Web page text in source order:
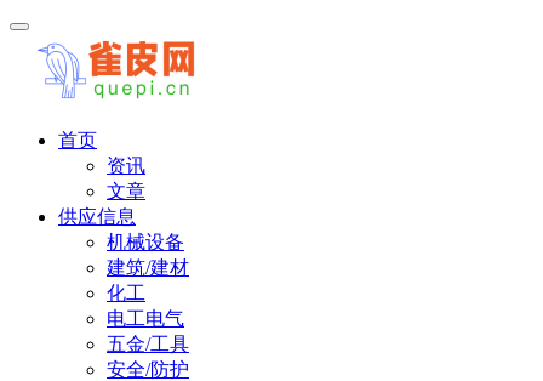
首页
资讯
文章
供应信息
机械设备
建筑/建材
化工
电工电气
五金/工具
安全/防护